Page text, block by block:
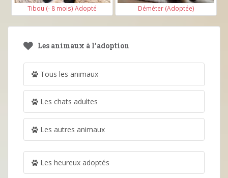
Tibou (- 8 mois) Adopté Déméter (Adoptée)
Les animaux à l’adoption
Tous les animaux
Les chats adultes
Les autres animaux
Les heureux adoptés